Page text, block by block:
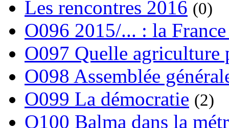
Les rencontres 2016 (0)
O096 2015/... : la
O097 Quelle agriculture
O098 Assemblée
O099 La démocratie (2)
O100 Balma dans la